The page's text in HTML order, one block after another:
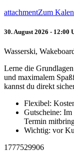
attachmentZum
30. August 2026 - 12:00
Wasserski,
Lerne die
und maximalem
kannst du direkt
Flexibel:
Gutscheine:
Termin
Wichtig: vor
1777529906